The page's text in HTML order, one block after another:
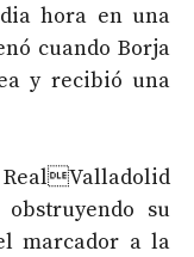
hora en una
cuando Borja
y recibió una
RealValladolid
su
marcador a la